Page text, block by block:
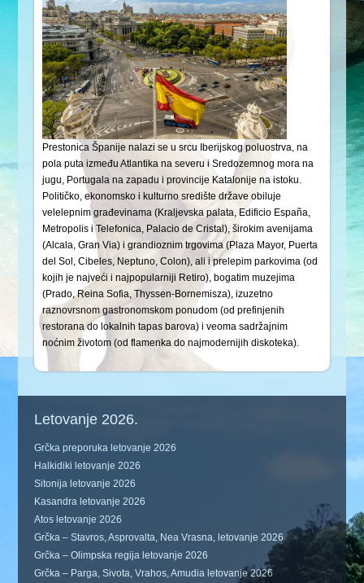
Prestonica Španije nalazi se u srcu Iberijskog poluostrva, na
pola puta između Atlantika na severu i Sredozemnog mora na
jugu, Portugala na zapadu i provincije Katalonije na istoku.
Političko, ekonomsko i kulturno središte države obiluje
velelepnim građevinama (Kraljevska palata, Edificio España,
Metropolis i Telefonica, Palacio de Cristal), širokim avenijama
(Alcala, Gran Via) i grandioznim trgovima (Plaza Mayor, Puerta
del Sol, Cibeles, Neptuno, Colon), ali i prelepim parkovima (od
kojih je najveći i najpopularniji Retiro), bogatim muzejima
(Prado, Reina Sofia, Thyssen-Bornemisza), izuzetno
raznovrsnom gastronomskom ponudom (od prefinjenih
restorana do lokalnih tapas barova) i veoma sadržajnim
noćnim životom (od flamenka do najmodernijih diskoteka).
Letovanje 2026.
Grčka preporuka letovanje 2026
Halkidiki letovanje 2026
Sitonija letovanje 2026
Kasandra letovanje 2026
Atos letovanje 2026
Grčka – Stavros, Asprovalta, Nea Vrasna, letovanje 2026
Grčka – Olimpska regija letovanje 2026
Grčka – Parga, Sivota, Vrahos, Amudia letovanje 2026